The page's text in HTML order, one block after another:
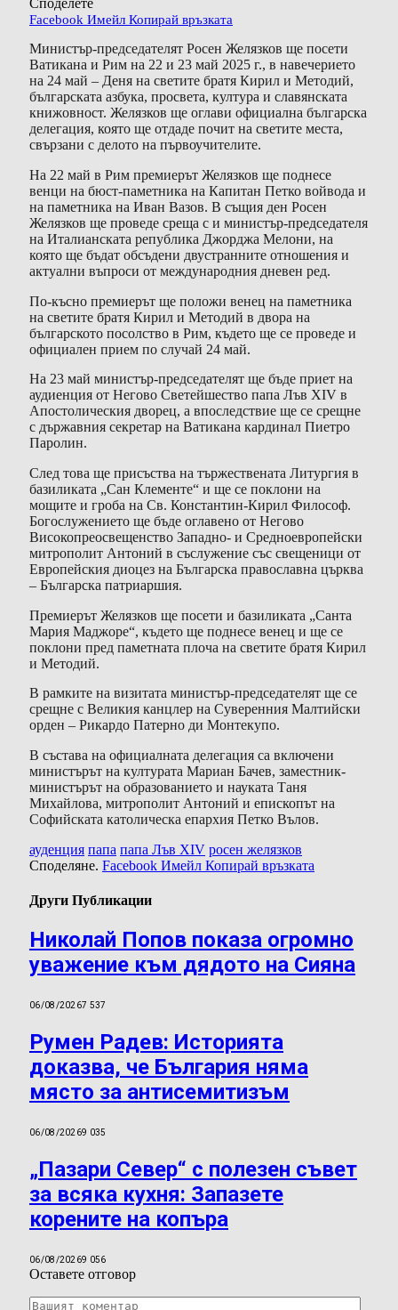
Facebook Имейл Копирай връзката
Министър-председателят Росен Желязков ще посети
Ватикана и Рим на 22 и 23 май 2025 г., в навечерието
на 24 май – Деня на светите братя Кирил и Методий,
българската азбука, просвета, култура и славянската
книжовност. Желязков ще оглави официална българска
делегация, която ще отдаде почит на светите места,
свързани с делото на първоучителите.
На 22 май в Рим премиерът Желязков ще поднесе
венци на бюст-паметника на Капитан Петко войвода и
на паметника на Иван Вазов. В същия ден Росен
Желязков ще проведе среща с и министър-председателя
на Италианската република Джорджа Мелони, на
която ще бъдат обсъдени двустранните отношения и
актуални въпроси от международния дневен ред.
По-късно премиерът ще положи венец на паметника
на светите братя Кирил и Методий в двора на
българското посолство в Рим, където ще се проведе и
официален прием по случай 24 май.
На 23 май министър-председателят ще бъде приет на
аудиенция от Негово Светейшество папа Лъв XIV в
Апостолическия дворец, а впоследствие ще се срещне
с държавния секретар на Ватикана кардинал Пиетро
Паролин.
След това ще присъства на тържествената Литургия в
базиликата „Сан Клементе“ и ще се поклони на
мощите и гроба на Св. Константин-Кирил Философ.
Богослужението ще бъде оглавено от Негово
Високопреосвещенство Западно- и Средноевропейски
митрополит Антоний в съслужение със свещеници от
Европейския диоцез на Българска православна църква
– Българска патриаршия.
Премиерът Желязков ще посети и базиликата „Санта
Мария Маджоре“, където ще поднесе венец и ще се
поклони пред паметната плоча на светите братя Кирил
и Методий.
В рамките на визитата министър-председателят ще се
срещне с Великия канцлер на Суверенния Малтийски
орден – Рикардо Патерно ди Монтекупо.
В състава на официалната делегация са включени
министърът на културата Мариан Бачев, заместник-
министърът на образованието и науката Таня
Михайлова, митрополит Антоний и епископът на
Софийската католическа епархия Петко Вълов.
ауденция папа папа Лъв XIV росен желязков
Споделяне. Facebook Имейл Копирай връзката
Други Публикации
Николай Попов показа огромно
уважение към дядото на Сияна
06/08/20267 537
Румен Радев: Историята
доказва, че България няма
място за антисемитизъм
06/08/20269 035
„Пазари Север“ с полезен съвет
за всяка кухня: Запазете
корените на копъра
06/08/20269 056
Оставете отговор